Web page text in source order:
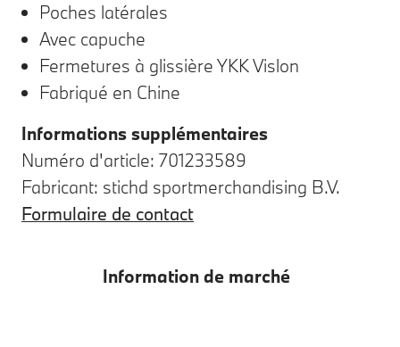
Poches latérales
Avec capuche
Fermetures à glissière YKK Vislon
Fabriqué en Chine
Informations supplémentaires
Numéro d'article: 701233589
Fabricant: stichd sportmerchandising B.V.
Formulaire de contact
Information de marché